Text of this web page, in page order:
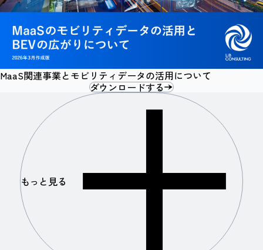
MaaS関連事業とモビリティデータの活用について
ダウンロードする
もっと見る